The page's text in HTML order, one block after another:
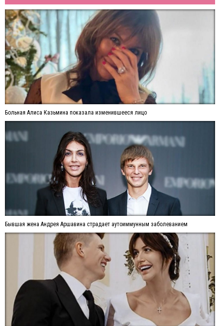
Больная Алиса Казьмина показала изменившееся лицо
Бывшая жена Андрея Аршавина страдает аутоиммунным заболеванием